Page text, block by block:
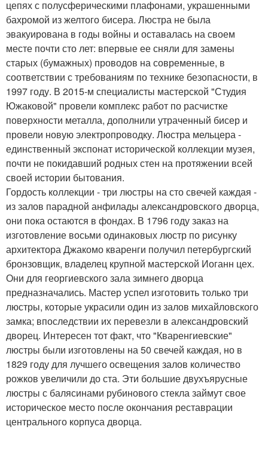
цепях с полусферическими плафонами, украшенными
бахромой из желтого бисера. Люстра не была
эвакуирована в годы войны и оставалась на своем
месте почти сто лет: впервые ее сняли для замены
старых (бумажных) проводов на современные, в
соответствии с требованиям по технике безопасности, в
1997 году. В 2015-м специалисты мастерской "Студия
Южаковой" провели комплекс работ по расчистке
поверхности металла, дополнили утраченный бисер и
провели новую электропроводку. Люстра мельцера -
единственный экспонат исторической коллекции музея,
почти не покидавший родных стен на протяжении всей
своей истории бытования.
Гордость коллекции - три люстры на сто свечей каждая -
из залов парадной анфилады александровского дворца,
они пока остаются в фондах. В 1796 году заказ на
изготовление восьми одинаковых люстр по рисунку
архитектора Джакомо кваренги получил петербургский
бронзовщик, владелец крупной мастерской Иоганн цех.
Они для георгиевского зала зимнего дворца
предназначались. Мастер успел изготовить только три
люстры, которые украсили один из залов михайловского
замка; впоследствии их перевезли в александровский
дворец. Интересен тот факт, что "Кваренгиевские"
люстры были изготовлены на 50 свечей каждая, но в
1829 году для лучшего освещения залов количество
рожков увеличили до ста. Эти большие двухъярусные
люстры с балясинами рубинового стекла займут свое
историческое место после окончания реставрации
центрального корпуса дворца.